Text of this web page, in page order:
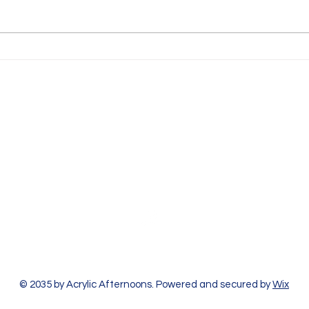
Format de la reunió: presencial
© 2035 by Acrylic Afternoons. Powered and secured byWix